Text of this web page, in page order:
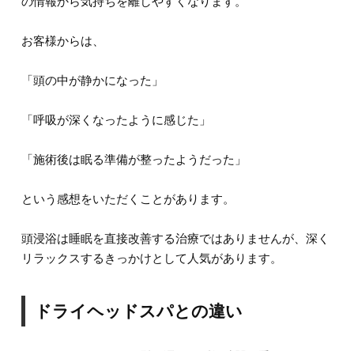
お客様からは、
「頭の中が静かになった」
「呼吸が深くなったように感じた」
「施術後は眠る準備が整ったようだった」
という感想をいただくことがあります。
頭浸浴は睡眠を直接改善する治療ではありませんが、深く
リラックスするきっかけとして人気があります。
ドライヘッドスパとの違い